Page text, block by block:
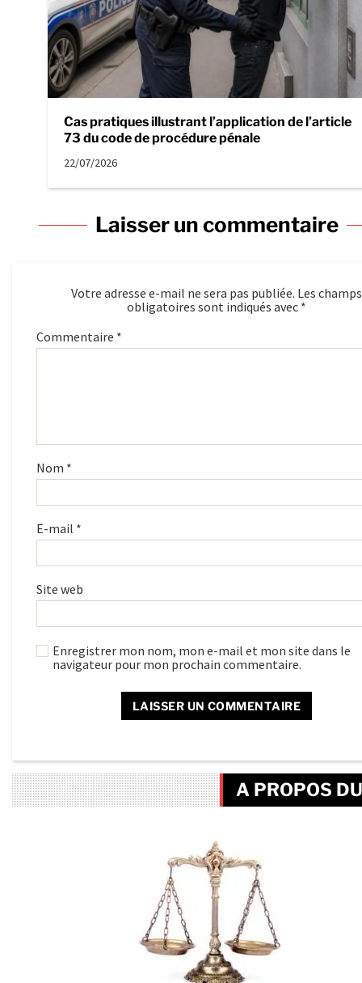
Cas pratiques illustrant l’application de l’article
73 du code de procédure pénale
22/07/2026
Laisser un commentaire
Votre adresse e-mail ne sera pas publiée. Les champs
obligatoires sont indiqués avec *
Commentaire *
Nom *
E-mail *
Site web
Enregistrer mon nom, mon e-mail et mon site dans le
navigateur pour mon prochain commentaire.
A PROPOS